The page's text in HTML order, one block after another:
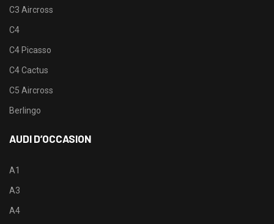
C3 Aircross
C4
C4 Picasso
C4 Cactus
C5 Aircross
Berlingo
AUDI D’OCCASION
A1
A3
A4